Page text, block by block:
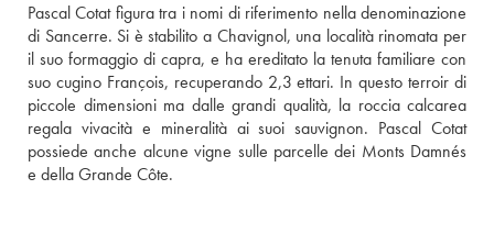
Pascal Cotat figura tra i nomi di riferimento nella denominazione
di Sancerre. Si è stabilito a Chavignol, una località rinomata per
il suo formaggio di capra, e ha ereditato la tenuta familiare con
suo cugino François, recuperando 2,3 ettari. In questo terroir di
piccole dimensioni ma dalle grandi qualità, la roccia calcarea
regala vivacità e mineralità ai suoi sauvignon. Pascal Cotat
possiede anche alcune vigne sulle parcelle dei Monts Damnés